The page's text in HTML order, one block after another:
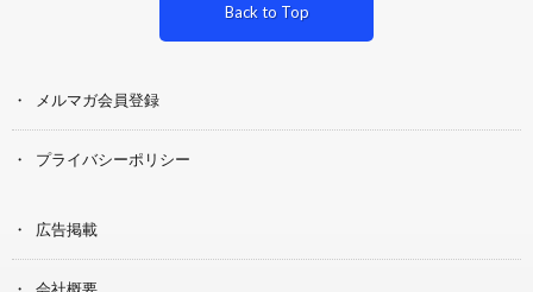
Back to Top
メルマガ会員登録
プライバシーポリシー
広告掲載